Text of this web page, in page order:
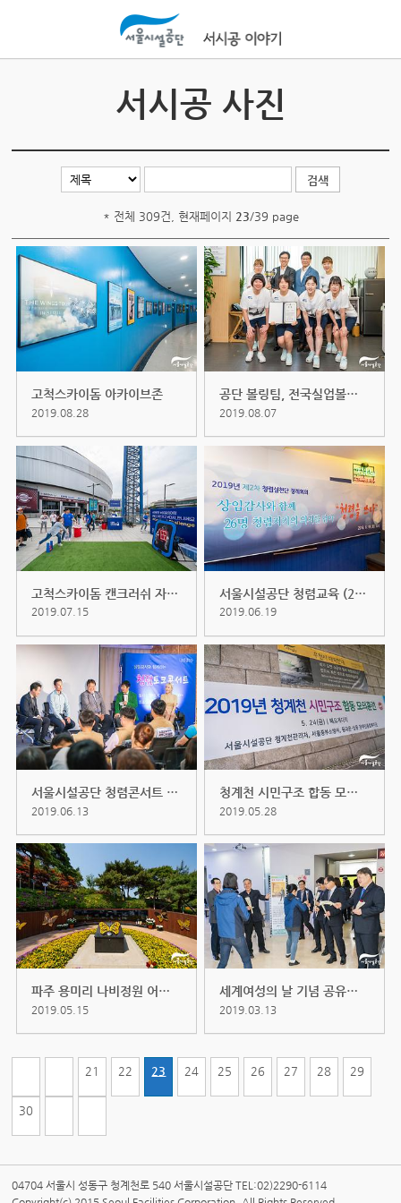
서시공 사진
* 전체 309건, 현재페이지 23/39 page
고척스카이돔 아카이브존
2019.08.28
공단 볼링팀, 전국실업볼링대회 여...
2019.08.07
고척스카이돔 캔크러쉬 자원재활용 ...
2019.07.15
서울시설공단 청렴교육 (2019.6.18)
2019.06.19
서울시설공단 청렴콘서트 (2019.6.11)
2019.06.13
청계천 시민구조 합동 모의훈련 (20...
2019.05.28
파주 용미리 나비정원 어린이추모제...
2019.05.15
세계여성의 날 기념 공유한마당 (20...
2019.03.13
21 22 23 24 25 26 27 28 29
30
04704 서울시 성동구 청계천로 540 서울시설공단 TEL:02)2290-6114